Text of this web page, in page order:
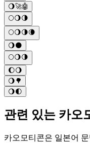
🌖🚀🤖
🌕🌖🌗
🌕🌖🌗🌘
🌖🌑
🌕🌖🌗
🌔🌖
🌖🌳
🌖🌓
관련 있는 카오
카오모티콘은 일본어